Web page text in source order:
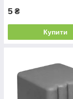
5 ₴
Купити